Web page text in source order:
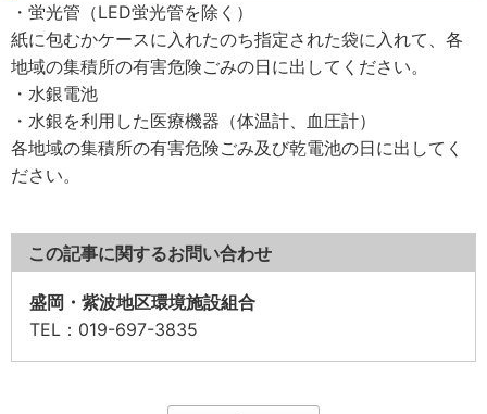
・蛍光管（LED蛍光管を除く）
紙に包むかケースに入れたのち指定された袋に入れて、各
地域の集積所の有害危険ごみの日に出してください。
・水銀電池
・水銀を利用した医療機器（体温計、血圧計）
各地域の集積所の有害危険ごみ及び乾電池の日に出してく
ださい。
この記事に関するお問い合わせ
盛岡・紫波地区環境施設組合
TEL ：019-697-3835